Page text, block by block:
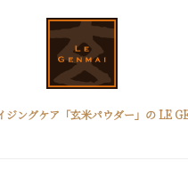
ジングケア「玄米パウダー」の LE